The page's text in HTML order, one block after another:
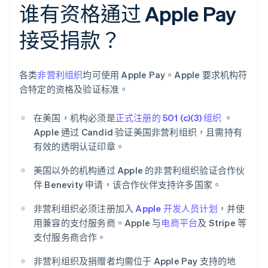
谁有资格通过 Apple Pay
接受捐款？
各类非营利组织均可使用 Apple Pay。Apple 要求机构符
合特定的资格及验证标准。
在美国，机构必须是正式注册的 501 (c)(3) 组织 。
Apple 通过 Candid 验证美国非营利组织，且需持有
有效的透明认证印章。
美国以外的机构通过 Apple 的非营利组织验证合作伙
伴 Benevity 申请，该合作伙伴支持许多国家。
非营利组织必须注册加入Apple 开发人员计划 ，并使
用兼容的支付服务商。Apple 与电商平台及 Stripe 等
支付服务商合作。
非营利组织及捐赠者均需位于 Apple Pay 支持的地